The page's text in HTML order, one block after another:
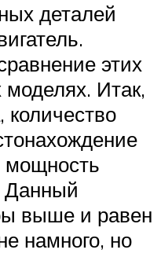
деталей
этих
Итак,
количество
мощность
Данный
выше и равен
намного, но